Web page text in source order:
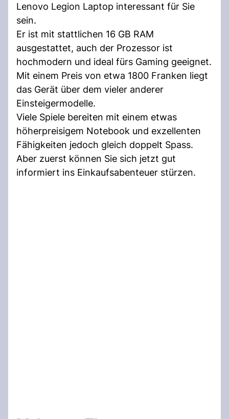
Lenovo Legion Laptop interessant für Sie
sein.
Er ist mit stattlichen 16 GB RAM
ausgestattet, auch der Prozessor ist
hochmodern und ideal fürs Gaming geeignet.
Mit einem Preis von etwa 1800 Franken liegt
das Gerät über dem vieler anderer
Einsteigermodelle.
Viele Spiele bereiten mit einem etwas
höherpreisigem Notebook und exzellenten
Fähigkeiten jedoch gleich doppelt Spass.
Aber zuerst können Sie sich jetzt gut
informiert ins Einkaufsabenteuer stürzen.